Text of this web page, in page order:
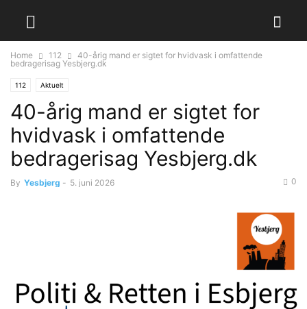
Home 112
40-årig mand er sigtet for hvidvask i omfattende
bedragerisag Yesbjerg.dk
112 Aktuelt
40-årig mand er sigtet for
hvidvask i omfattende
bedragerisag Yesbjerg.dk
By Yesbjerg - 5. juni 2026 0